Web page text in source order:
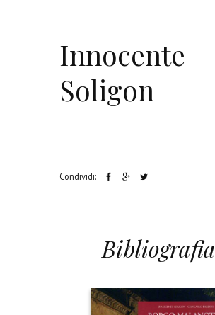
Innocente
Soligon
Condividi:
Bibliografia